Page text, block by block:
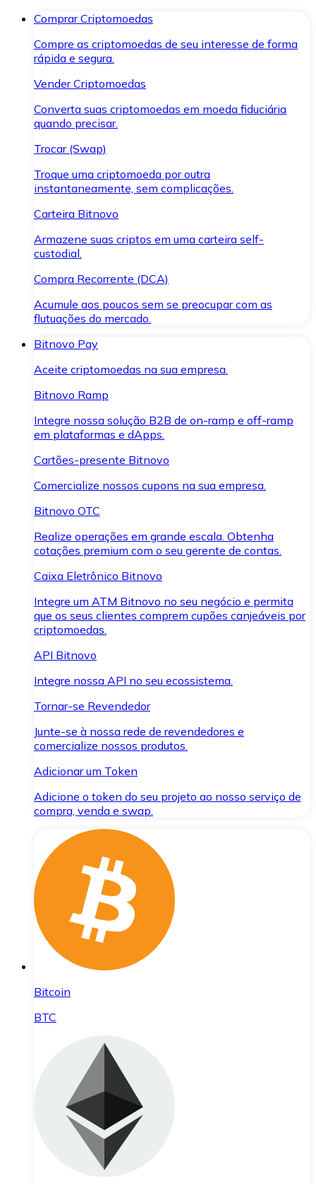
Comprar Criptomoedas
Compre as criptomoedas de seu interesse de forma
rápida e segura.
Vender Criptomoedas
Converta suas criptomoedas em moeda fiduciária
quando precisar.
Trocar (Swap)
Troque uma criptomoeda por outra
instantaneamente, sem complicações.
Carteira Bitnovo
Armazene suas criptos em uma carteira self-
custodial.
Compra Recorrente (DCA)
Acumule aos poucos sem se preocupar com as
flutuações do mercado.
Bitnovo Pay
Aceite criptomoedas na sua empresa.
Bitnovo Ramp
Integre nossa solução B2B de on-ramp e off-ramp
em plataformas e dApps.
Cartões-presente Bitnovo
Comercialize nossos cupons na sua empresa.
Bitnovo OTC
Realize operações em grande escala. Obtenha
cotações premium com o seu gerente de contas.
Caixa Eletrônico Bitnovo
Integre um ATM Bitnovo no seu negócio e permita
que os seus clientes comprem cupões canjeáveis por
criptomoedas.
API Bitnovo
Integre nossa API no seu ecossistema.
Tornar-se Revendedor
Junte-se à nossa rede de revendedores e
comercialize nossos produtos.
Adicionar um Token
Adicione o token do seu projeto ao nosso serviço de
compra, venda e swap.
Bitcoin
BTC